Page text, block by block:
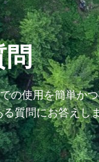
問
の使用を簡単か
質問にお答えし